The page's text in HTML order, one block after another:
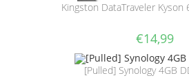
Kingston DataTraveler Kyson
€14,99
[Pulled] Synology 4GB